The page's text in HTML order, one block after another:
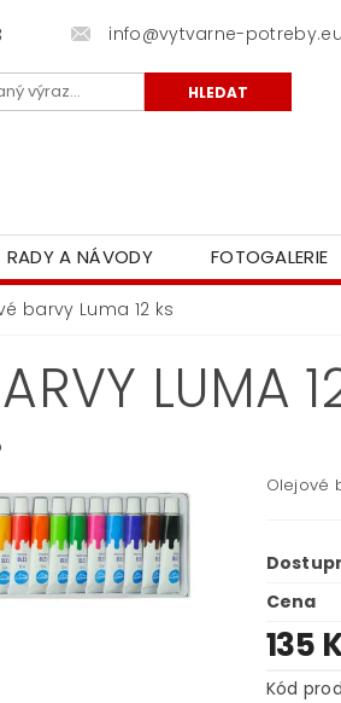
info@vytvarne-potreby.eu
RADY A NÁVODY FOTOGALERIE
barvy Luma 12 ks
LUMA
Olejové
Cena
135
Kód